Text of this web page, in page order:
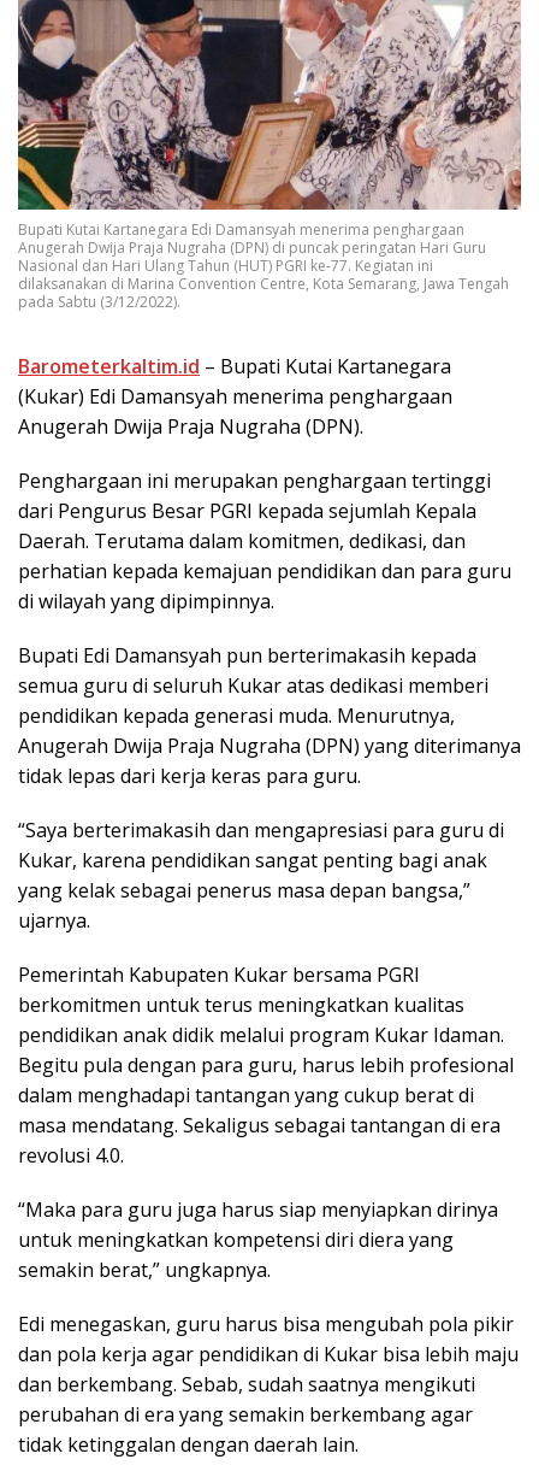
Bupati Kutai Kartanegara Edi Damansyah menerima penghargaan
Anugerah Dwija Praja Nugraha (DPN) di puncak peringatan Hari Guru
Nasional dan Hari Ulang Tahun (HUT) PGRI ke-77. Kegiatan ini
dilaksanakan di Marina Convention Centre, Kota Semarang, Jawa Tengah
pada Sabtu (3/12/2022).
Barometerkaltim.id – Bupati Kutai Kartanegara
(Kukar) Edi Damansyah menerima penghargaan
Anugerah Dwija Praja Nugraha (DPN).
Penghargaan ini merupakan penghargaan tertinggi
dari Pengurus Besar PGRI kepada sejumlah Kepala
Daerah. Terutama dalam komitmen, dedikasi, dan
perhatian kepada kemajuan pendidikan dan para guru
di wilayah yang dipimpinnya.
Bupati Edi Damansyah pun berterimakasih kepada
semua guru di seluruh Kukar atas dedikasi memberi
pendidikan kepada generasi muda. Menurutnya,
Anugerah Dwija Praja Nugraha (DPN) yang diterimanya
tidak lepas dari kerja keras para guru.
“Saya berterimakasih dan mengapresiasi para guru di
Kukar, karena pendidikan sangat penting bagi anak
yang kelak sebagai penerus masa depan bangsa,”
ujarnya.
Pemerintah Kabupaten Kukar bersama PGRI
berkomitmen untuk terus meningkatkan kualitas
pendidikan anak didik melalui program Kukar Idaman.
Begitu pula dengan para guru, harus lebih profesional
dalam menghadapi tantangan yang cukup berat di
masa mendatang. Sekaligus sebagai tantangan di era
revolusi 4.0.
“Maka para guru juga harus siap menyiapkan dirinya
untuk meningkatkan kompetensi diri diera yang
semakin berat,” ungkapnya.
Edi menegaskan, guru harus bisa mengubah pola pikir
dan pola kerja agar pendidikan di Kukar bisa lebih maju
dan berkembang. Sebab, sudah saatnya mengikuti
perubahan di era yang semakin berkembang agar
tidak ketinggalan dengan daerah lain.